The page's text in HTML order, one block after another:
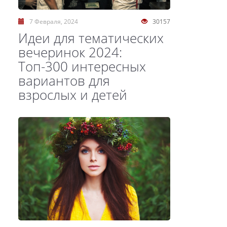
30157
7 Февраля, 2024
Идеи для тематических
вечеринок 2024:
Топ-300 интересных
вариантов для
взрослых и детей